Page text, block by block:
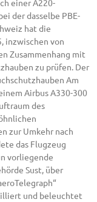
einer A220-
der dasselbe PBE-
hat die
inzwischen von
Zusammenhang mit
zu prüfen. Der
Am
Airbus A330-300
des
zur Umkehr nach
das Flugzeug
vorliegende
Sust, über
und beleuchtet